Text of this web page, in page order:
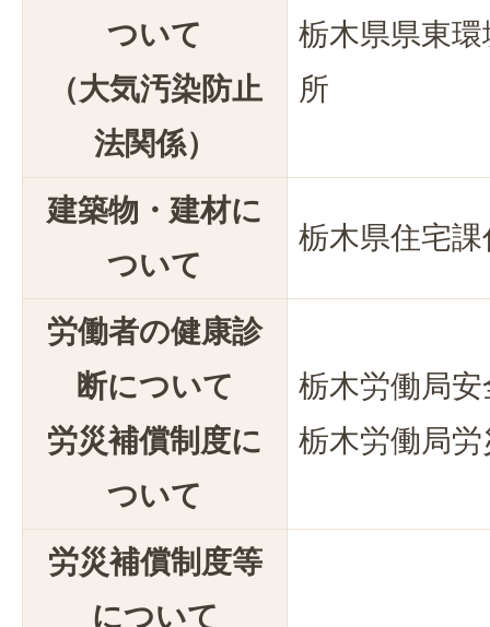
ついて
（大気汚染防止
法関係）
栃木県県東
所
建築物・建材に
ついて
栃木県住宅
労働者の健康診
断について
労災補償制度に
ついて
栃木労働局
栃木労働局
労災補償制度等
について